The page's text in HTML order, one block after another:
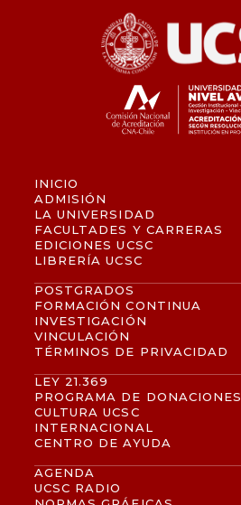
INICIO
ADMISIÓN
LA UNIVERSIDAD
FACULTADES Y CARRERAS
EDICIONES UCSC
LIBRERÍA UCSC
POSTGRADOS
FORMACIÓN CONTINUA
INVESTIGACIÓN
VINCULACIÓN
TÉRMINOS DE PRIVACIDAD
LEY 21.369
PROGRAMA DE DONACIONES
CULTURA UCSC
INTERNACIONAL
CENTRO DE AYUDA
AGENDA
UCSC RADIO